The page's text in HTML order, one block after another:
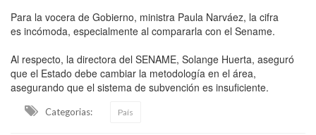
Para la vocera de Gobierno, ministra Paula Narváez, la cifra
es incómoda, especialmente al compararla con el Sename.
Al respecto, la directora del SENAME, Solange Huerta, aseguró
que el Estado debe cambiar la metodología en el área,
asegurando que el sistema de subvención es insuficiente.
Categorias: País